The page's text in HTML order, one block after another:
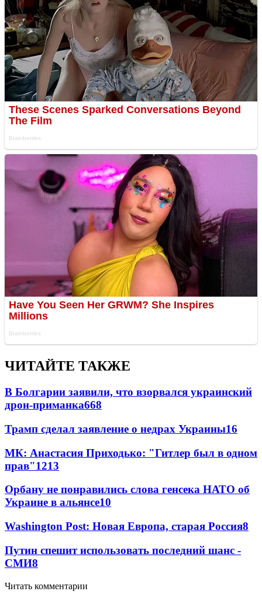
ЧИТАЙТЕ ТАКЖЕ
В Болгарии заявили, что взорвался украинский
дрон-приманка668
Трамп сделал заявление о недрах Украины16
МК: Анастасия Приходько: "Гитлер был в одном
прав"1213
Орбану не понравились слова генсека НАТО об
Украине в альянсе10
Washington Post: Новая Европа, старая Россия8
Путин спешит использовать последний шанс -
СМИ8
Читать комментарии